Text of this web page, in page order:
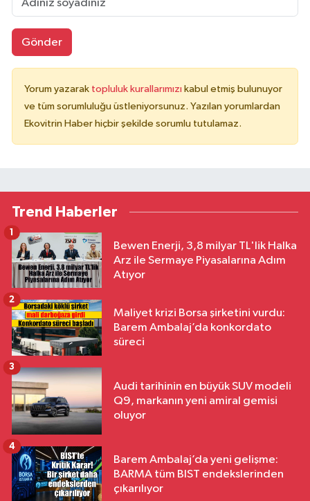
Gönder
Yorum yazarak topluluk kurallarımızı kabul etmiş bulunuyor
ve tüm sorumluluğu üstleniyorsunuz. Yazılan yorumlardan
Ekovitrin Haber hiçbir şekilde sorumlu tutulamaz.
Trend Haberler
Bewen Enerji, 3,8 milyar TL'lik Halka
Arz ile Sermaye Piyasalarına Adım
Atıyor
1
Maliyet krizi Borsa şirketini vurdu:
Barem Ambalaj’da konkordato
süreci
2
Audi tarihinin en büyük SUV modeli
Q9, markanın yeni amiral gemisi
oluyor
3
Barem Ambalaj’da yeni gelişme:
BARMA tüm BIST endekslerinden
çıkarılıyor
4